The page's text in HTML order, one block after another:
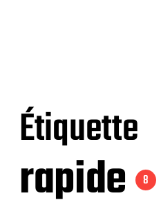
Étiquette
rapide 8